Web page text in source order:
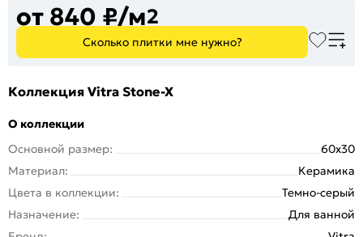
от 840 ₽/м2
Сколько плитки мне нужно?
Коллекция Vitra Stone-X
О коллекции
Основной размер:
60x30
Материал:
Керамика
Цвета в коллекции:
Темно-серый
Назначение:
Для ванной